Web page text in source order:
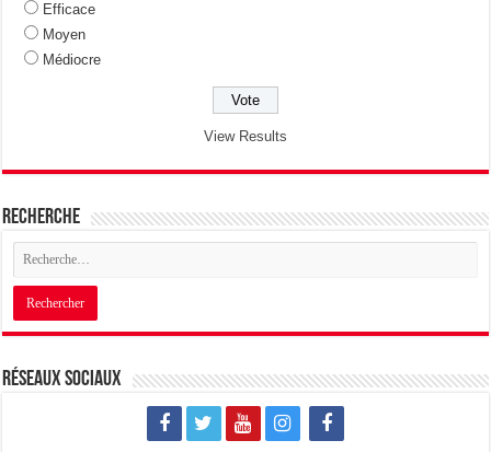
Efficace
Moyen
Médiocre
View Results
Recherche
Réseaux sociaux